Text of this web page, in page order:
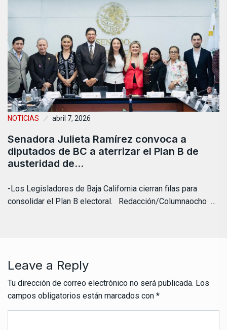
NOTICIAS abril 7, 2026
Senadora Julieta Ramírez convoca a
diputados de BC a aterrizar el Plan B de
austeridad de…
-Los Legisladores de Baja California cierran filas para
consolidar el Plan B electoral. Redacción/Columnaocho …
Leave a Reply
Tu dirección de correo electrónico no será publicada. Los
campos obligatorios están marcados con *